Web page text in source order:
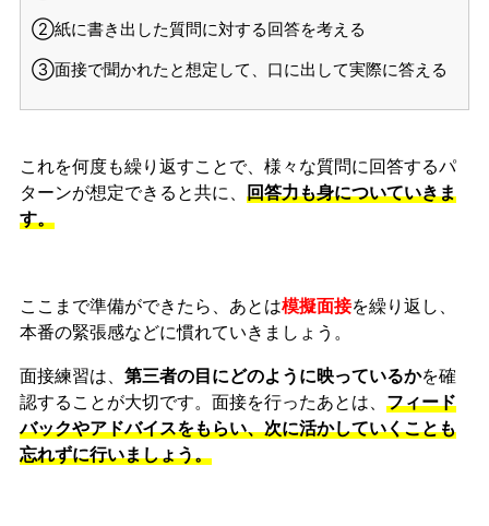
②紙に書き出した質問に対する回答を考える
③面接で聞かれたと想定して、口に出して実際に答える
これを何度も繰り返すことで、様々な質問に回答するパ
ターンが想定できると共に、 回答力も身についていきま
す。
ここまで準備ができたら、あとは模擬面接を繰り返し、
本番の緊張感などに慣れていきましょう。
面接練習は、 第三者の目にどのように映っているかを確
認することが大切です。面接を行ったあとは、 フィード
バックやアドバイスをもらい、次に活かしていくことも
忘れずに行いましょう。